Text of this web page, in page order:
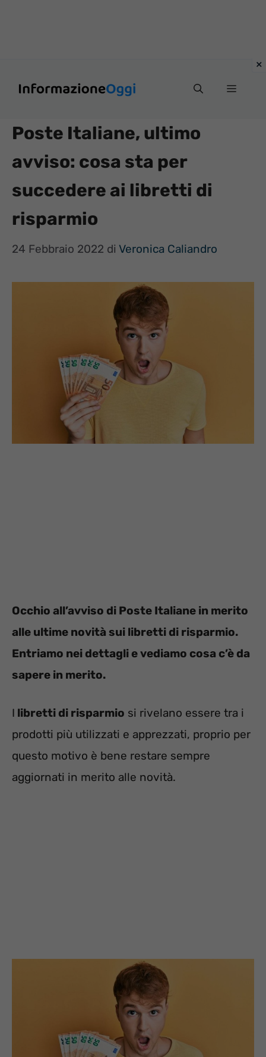
Menu
Poste Italiane, ultimo
avviso: cosa sta per
succedere ai libretti di
risparmio
24 Febbraio 2022 di Veronica Caliandro
Occhio all’avviso di Poste Italiane in merito
alle ultime novità sui libretti di risparmio.
Entriamo nei dettagli e vediamo cosa c’è da
sapere in merito.
I libretti di risparmio si rivelano essere tra i
prodotti più utilizzati e apprezzati, proprio per
questo motivo è bene restare sempre
aggiornati in merito alle novità.